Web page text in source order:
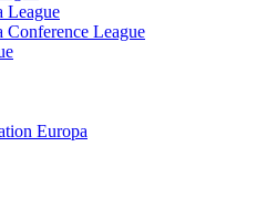
League
League
Europa